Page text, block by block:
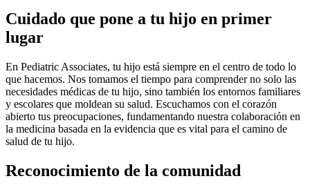
Cuidado que pone a tu hijo en primer
lugar
En Pediatric Associates, tu hijo está siempre en el centro de todo lo
que hacemos. Nos tomamos el tiempo para comprender no solo las
necesidades médicas de tu hijo, sino también los entornos familiares
y escolares que moldean su salud. Escuchamos con el corazón
abierto tus preocupaciones, fundamentando nuestra colaboración en
la medicina basada en la evidencia que es vital para el camino de
salud de tu hijo.
Reconocimiento de la comunidad